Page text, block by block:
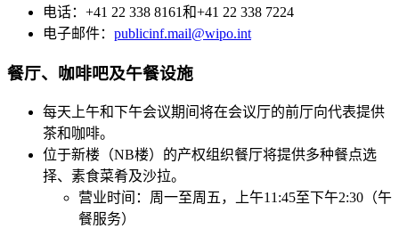
电话：+41 22 338 8161和+41 22 338 7224
电子邮件： publicinf.mail@wipo.int
餐厅、咖啡吧及午餐设施
每天上午和下午会议期间将在会议厅的前厅向代表提供
茶和咖啡。
位于新楼（NB楼）的产权组织餐厅将提供多种餐点选
择、素食菜肴及沙拉。
营业时间：周一至周五，上午11:45至下午2:30（午
餐服务）